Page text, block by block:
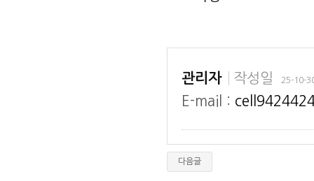
관리자 작성일 25-10-
E-mail :
다음글